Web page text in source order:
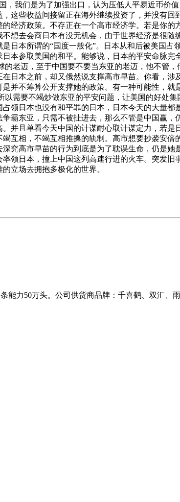
我们是为了加强出口，认为压低人平易近币价
这些收益间接留正在海外继续投资了，并没有
经济政策。不存正在一个高市经济学。若是你
想去会商日本有没无机会，由于世界经济是很
日本所谓的“国度一般化”。日本从和后被美国占
本参取美国的和平。能够说，日本的平安命脉完
老迈，至于中国要不要当东亚的老迈，他不管，
日本之前，却又俄然说支撑高市早苗。你看，
并不筹算公开支撑她的政策。有一种可能性，
需要不竭炒做东亚的平安问题，让美国的好处
领日本也没有和平罪的日本，日本今天的大量都
霸东亚，只需不被扯进去，那么不管是中国赢
并且单看今天中国的计谋耐心取计谋定力，若
相，不竭互相推搡的轨制。高市想要抄袭安倍
究高市早苗的行为到底是为了耽误生命，仍是
领日本，撞上中国这列高速行进的火车。突发
立场去拥抱多极化的世界。
能力50万头。公司供货商品牌：千喜鹤、双汇、